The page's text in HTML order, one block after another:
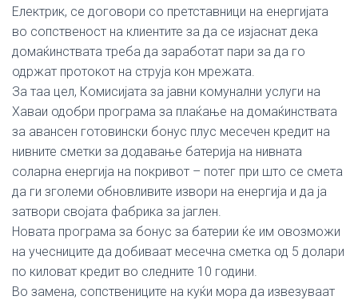
Електрик, се договори со претставници на енергијата
во сопственост на клиентите за да се изјаснат дека
домаќинствата треба да заработат пари за да го
одржат протокот на струја кон мрежата.
За таа цел, Комисијата за јавни комунални услуги на
Хаваи одобри програма за плаќање на домаќинствата
за авансен готовински бонус плус месечен кредит на
нивните сметки за додавање батерија на нивната
соларна енергија на покривот – потег при што се смета
да ги зголеми обновливите извори на енергија и да ја
затвори својата фабрика за јаглен.
Новата програма за бонус за батерии ќе им овозможи
на учесниците да добиваат месечна сметка од 5 долари
по киловат кредит во следните 10 години.
Во замена, сопствениците на куќи мора да извезуваат